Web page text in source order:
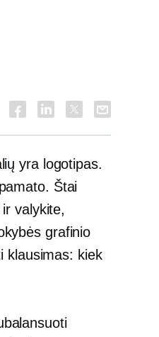
yra logotipas.
Štai
valykite,
grafinio
klausimas: kiek